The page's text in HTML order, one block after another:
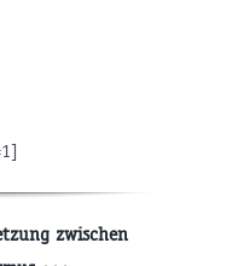
zwischen